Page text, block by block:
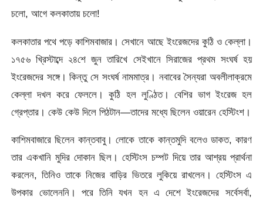
চলো, আগে কলকাতায় চলো!
কলকাতার পথে পড়ে কাশিমবাজার। সেখানে আছে ইংরেজদের কুঠি ও কেল্লা।
১৭৫৬ খ্রিস্টাব্দে ২৪শে জুন তারিখে সেইখানে সিরাজের প্রথম সংঘর্ষ হয়
ইংরেজদের সঙ্গে। কিন্তু সে সংঘর্ষ নামমাত্র। নবাবের সৈন্যরা অবলীলাক্রমে
কেল্লা দখল করে ফেললে। কুঠি হল লুণ্ঠিত। বেশির ভাগ ইংরেজ হল
গ্রেপ্তার। কেউ কেউ দিলে পিঠটান—তাদের মধ্যে ছিলেন ওয়ারেন হেস্টিংশ।
কাশিমবাজারে ছিলেন কান্তবাবু। লোকে তাকে কান্তমুদি বলেও ডাকত, কারণ
তার একখানি মুদির দোকান ছিল। হেস্টিংস চম্পট দিয়ে তার আশ্রয় প্রার্থনা
করলেন, তিনিও তাকে নিজের বাড়ির ভিতরে লুকিয়ে রাখলেন। হেস্টিংস এ
উপকার ভোলেননি। পরে তিনি যখন হন এ দেশে ইংরেজদের সর্বেসর্বা,